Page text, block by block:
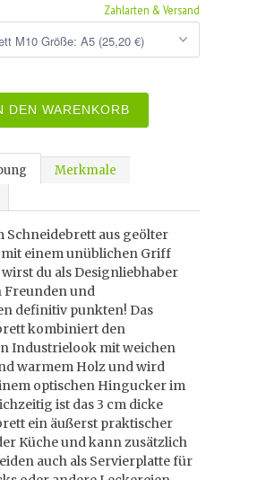
Zahlarten & Versand
DEN WARENKORB
Merkmale
Schneidebrett aus geölter
einem unüblichen Griff
wirst du als Designliebhaber
Freunden und
definitiv punkten! Das
kombiniert den
Industrielook mit weichen
warmem Holz und wird
optischen Hingucker im
ist das 3 cm dicke
ein äußerst praktischer
Küche und kann zusätzlich
auch als Servierplatte für